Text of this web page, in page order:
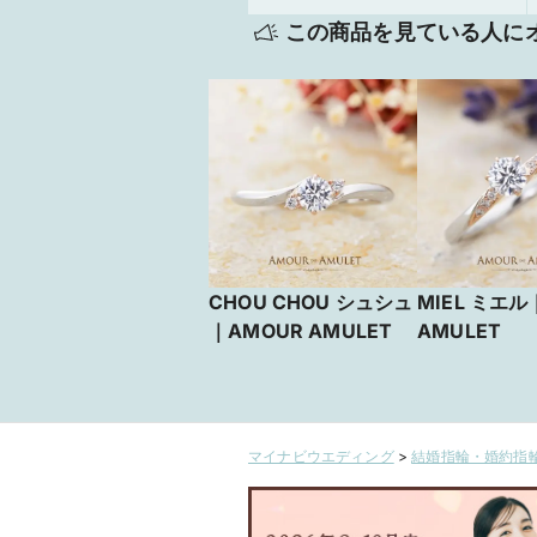
この商品を見ている人に
CHOU CHOU シュシュ
｜AMOUR AMULET
MIEL ミエル
AMULET
マイナビウエディング>結婚指輪・婚約指